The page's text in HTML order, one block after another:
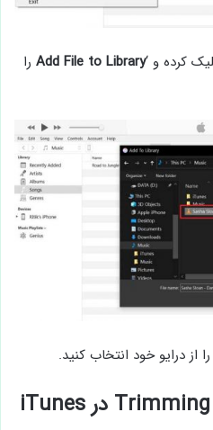
Add File to Library را